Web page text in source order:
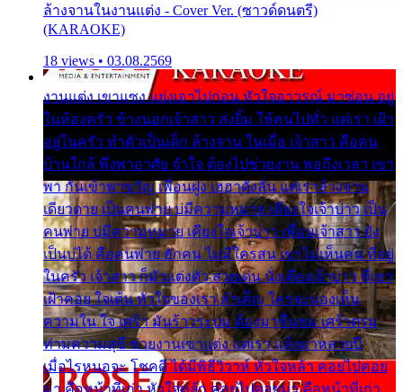
ล้างจานในงานแต่ง - Cover Ver. (ซาวด์ดนตรี)
(KARAOKE)
18 views • 03.08.2569
งานแต่ง เขาแซง แย่งเอาไปก่อน หัวใจอาวรณ์ มาซ่อน อยู่
ในห้องครัว ข้างนอกเจ้าสาว ส่งยิ้ม ให้คนไปทั่ว แต่เรา เฝ้า
อยู่ในครัว ทำตัวเป็นเด็ก ล้างจาน ในเมื่อ เจ้าสาว คือคน
บ้านใกล้ พึ่งพาอาศัย จำใจ ต้องไปช่วยงาน พอถึงเวลา เขา
พา กันเข้าพาขวัญ เพื่อนฝูง เฮฮาดังลั่น แต่เราล้างจาน
เดียวดาย เป็นคนพ่าย บ่มีความหมาย เคียงใจเจ้าบ่าว เป็น
คนพ่าย บ่มีความหมาย เคียงใจเจ้าบ่าว เพื่อนเจ้าสาว ยัง
เป็นบ่ได้ คือคนพ่าย ฮักคน ไม่มีใครสน เขาไม่เห็นคน ที่อยู่
ในครัว เจ้าสาว ก็มัวแต่งตัว สวยเด่น นั่งเคียงเจ้าบ่าว ที่เขา
เฝ้าคอย ใจเต้น หัวใจของเรา ลำเค็ญ ใครจะมองเห็น
ความใน ใจ เศร้า มันร้าวระบม ต้องมาขื่นขม เศร้าตรม
ท่ามความสุขี ช่วยงานเขาแต่ง แต่เรา แล้งมาหลายปี
เมื่อไรหนอจะ โชคดี ได้มีพิธีวิวาห์ หัวใจหล้า คอยไปคอย
มา คือหน้าที่เก่า หัวใจหล้า คอยไปคอยมา คือหน้าที่เก่า